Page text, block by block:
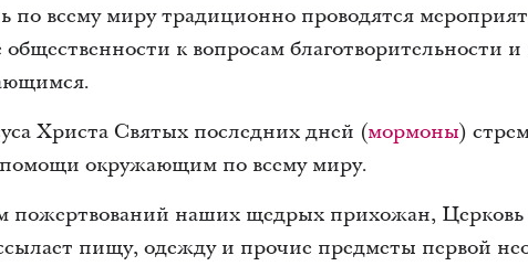
по всему миру традиционно проводятся
к вопросам благотворительности
Христа Святых последних дней (мормоны)
помощи окружающим по всему миру.
пожертвований наших щедрых прихожан,
пищу, одежду и прочие предметы первой